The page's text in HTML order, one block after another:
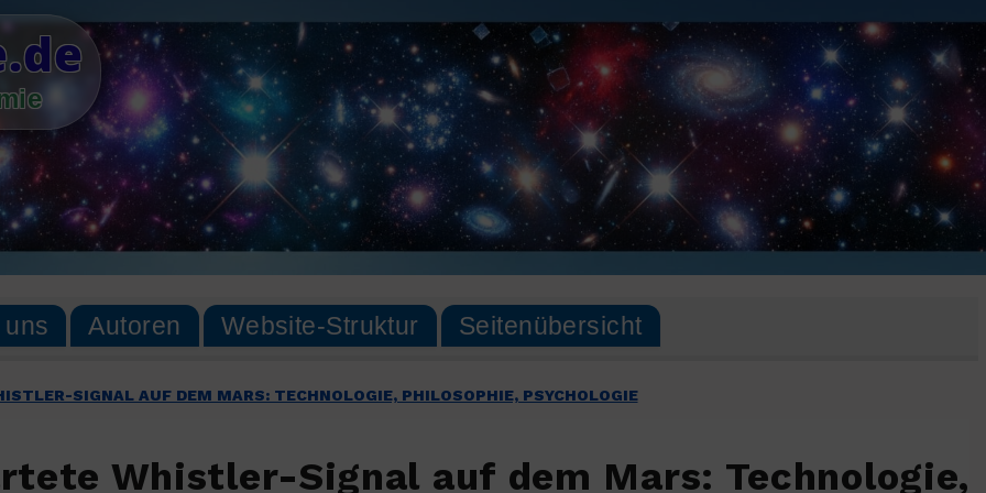
uns Autoren Website-Struktur Seitenübersicht
SIGNAL AUF DEM MARS: TECHNOLOGIE, PHILOSOPHIE, PSYCHOLOGIE
Whistler-Signal auf dem Mars: Technologie,